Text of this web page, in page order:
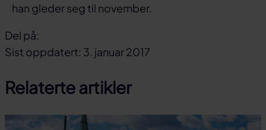
han gleder seg til november.
Del på:
Del
facebook
Del
linkedin
Del
Sist oppdatert: 3. januar 2017
Relaterte artikler